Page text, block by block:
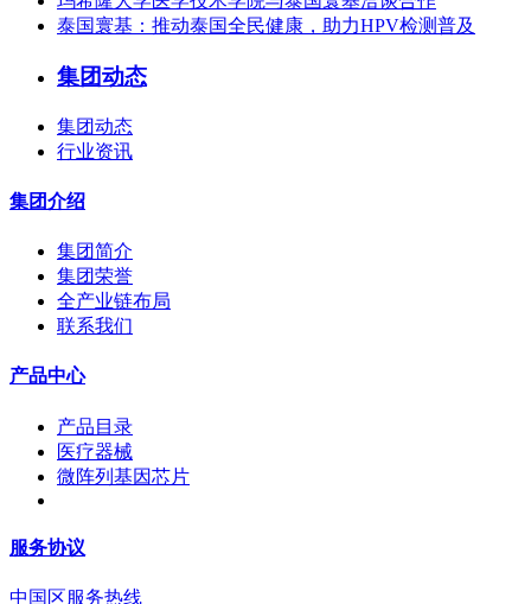
泰国寰基：推动泰国全民健康，助力HPV检测普及
集团动态
集团动态
行业资讯
集团介绍
集团简介
集团荣誉
全产业链布局
联系我们
产品中心
产品目录
医疗器械
微阵列基因芯片
服务协议
中国区服务热线